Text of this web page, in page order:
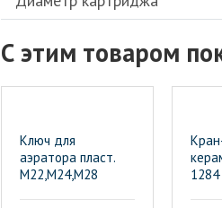
С этим товаром
Ключ для
аэратора пласт.
М22,М24,М28